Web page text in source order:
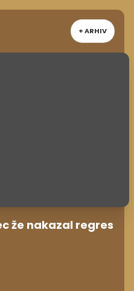
+ ARHIV
že nakazal regres